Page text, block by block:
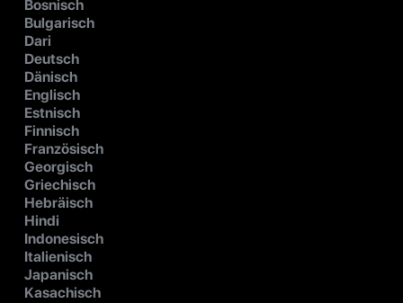
Bosnisch
Bulgarisch
Dari
Deutsch
Dänisch
Englisch
Estnisch
Finnisch
Französisch
Georgisch
Griechisch
Hebräisch
Hindi
Indonesisch
Italienisch
Japanisch
Kasachisch